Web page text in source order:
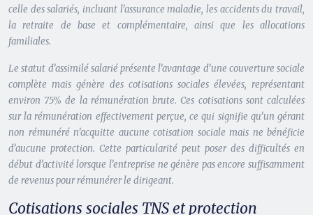
celle des salariés, incluant l’assurance maladie, les accidents du travail,
la retraite de base et complémentaire, ainsi que les allocations
familiales.
Le statut d’assimilé salarié présente l’avantage d’une couverture sociale
complète mais génère des cotisations sociales élevées, représentant
environ 75% de la rémunération brute. Ces cotisations sont calculées
sur la rémunération effectivement perçue, ce qui signifie qu’un gérant
non rémunéré n’acquitte aucune cotisation sociale mais ne bénéficie
d’aucune protection. Cette particularité peut poser des difficultés en
début d’activité lorsque l’entreprise ne génère pas encore suffisamment
de revenus pour rémunérer le dirigeant.
Cotisations sociales TNS et protection